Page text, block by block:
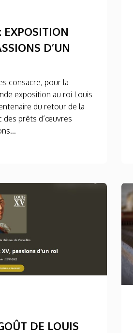
EXPOSITION
D’UN
consacre, pour la
exposition au roi Louis
du retour de la
des prêts d’œuvres
DE LOUIS